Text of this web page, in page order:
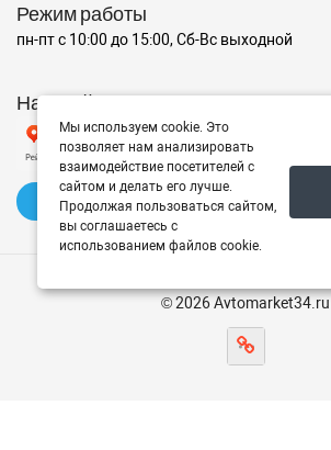
Режим работы
пн-пт с 10:00 до 15:00, Сб-Вс выходной
Наш рейтинг на Яндексе
✍️ Оставить отзыв
© 2026 Avtomarket34.ru
Мы используем cookie. Это
позволяет нам анализировать
взаимодействие посетителей с
сайтом и делать его лучше.
Продолжая пользоваться сайтом,
вы соглашаетесь с
использованием файлов cookie.